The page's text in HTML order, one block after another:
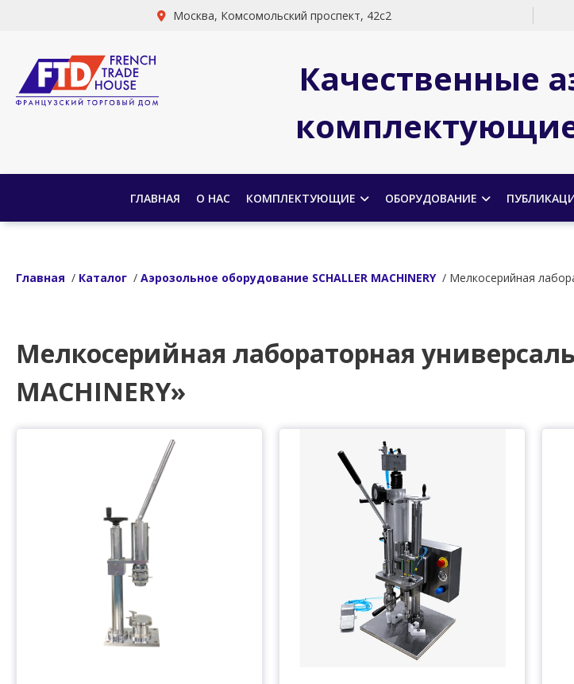
Москва, Комсомольский проспект, 42с2
Качественные
ГЛАВНАЯ О НАС КОМПЛЕКТУЮЩИЕ ОБОРУДОВАНИЕ
Главная / Каталог / Аэрозольное оборудование SCHALLER MACHINERY/ Мелкосерийная
Мелкосерийная лабораторная
MACHINERY»